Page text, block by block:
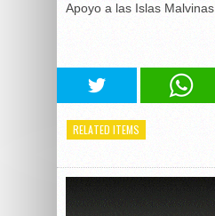
Apoyo a las Islas Malvinas.
RELATED ITEMS